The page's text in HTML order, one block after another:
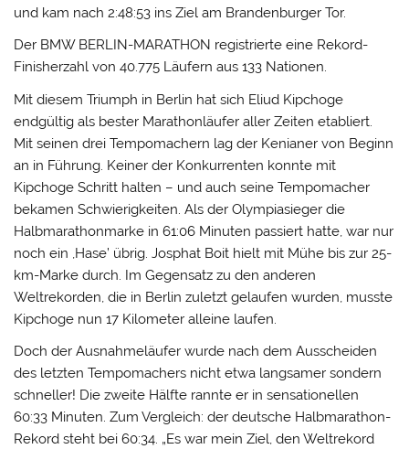
und kam nach 2:48:53 ins Ziel am Brandenburger Tor.
Der BMW BERLIN-MARATHON registrierte eine Rekord-
Finisherzahl von 40.775 Läufern aus 133 Nationen.
Mit diesem Triumph in Berlin hat sich Eliud Kipchoge
endgültig als bester Marathonläufer aller Zeiten etabliert.
Mit seinen drei Tempomachern lag der Kenianer von Beginn
an in Führung. Keiner der Konkurrenten konnte mit
Kipchoge Schritt halten – und auch seine Tempomacher
bekamen Schwierigkeiten. Als der Olympiasieger die
Halbmarathonmarke in 61:06 Minuten passiert hatte, war nur
noch ein ,Hase’ übrig. Josphat Boit hielt mit Mühe bis zur 25-
km-Marke durch. Im Gegensatz zu den anderen
Weltrekorden, die in Berlin zuletzt gelaufen wurden, musste
Kipchoge nun 17 Kilometer alleine laufen.
Doch der Ausnahmeläufer wurde nach dem Ausscheiden
des letzten Tempomachers nicht etwa langsamer sondern
schneller! Die zweite Hälfte rannte er in sensationellen
60:33 Minuten. Zum Vergleich: der deutsche Halbmarathon-
Rekord steht bei 60:34. „Es war mein Ziel, den Weltrekord